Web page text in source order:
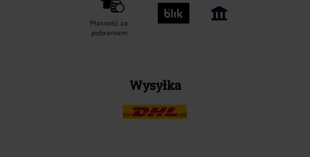
Płatność za
pobraniem
Wysyłka